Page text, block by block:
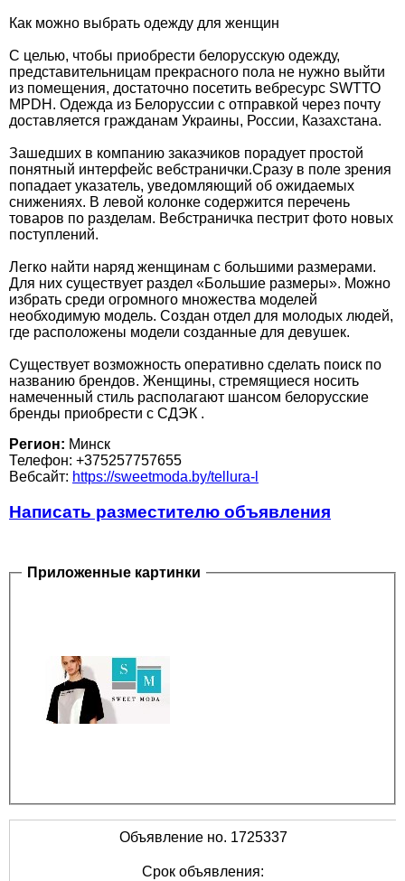
Как можно выбрать одежду для женщин
С целью, чтобы приобрести белорусскую одежду,
представительницам прекрасного пола не нужно выйти
из помещения, достаточно посетить вебресурс SWТТО
MРDН. Одежда из Белоруссии с отправкой через почту
доставляется гражданам Украины, России, Казахстана.
Зашедших в компанию заказчиков порадует простой
понятный интерфейс вебстранички.Сразу в поле зрения
попадает указатель, уведомляющий об ожидаемых
снижениях. В левой колонке содержится перечень
товаров по разделам. Вебстраничка пестрит фото новых
поступлений.
Легко найти наряд женщинам с большими размерами.
Для них существует раздел «Большие размеры». Можно
избрать среди огромного множества моделей
необходимую модель. Создан отдел для молодых людей,
где расположены модели созданные для девушек.
Существует возможность оперативно сделать поиск по
названию брендов. Женщины, стремящиеся носить
намеченный стиль располагают шансом белорусские
бренды приобрести с СДЭК .
Регион: Минск
Телефон: +375257757655
Вебсайт: https://sweetmoda.by/tellura-l
Написать разместителю объявления
Приложенные картинки
Объявление но. 1725337
Срок объявления: